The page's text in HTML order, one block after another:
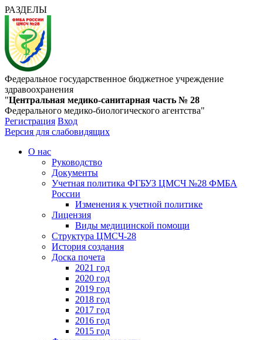
РАЗДЕЛЫ
Федеральное государственное бюджетное учреждение
здравоохранения
"Центральная медико-санитарная часть № 28
Федерального медико-биологического агентства"
Регистрация Вход
Версия для слабовидящих
О нас
Руководство
Документы
Учетная политика ФГБУЗ ЦМСЧ №28 ФМБА
России
Изменения к учетной политике
Лицензия
Виды медицинской помощи
Структура ЦМСЧ-28
История создания
Доска почета
2021 год
2020 год
2019 год
2018 год
2017 год
2016 год
2015 год